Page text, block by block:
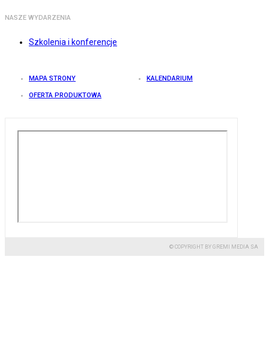
NASZE WYDARZENIA
Szkolenia i konferencje
MAPA STRONY KALENDARIUM
OFERTA PRODUKTOWA
© COPYRIGHT BY GREMI MEDIA SA